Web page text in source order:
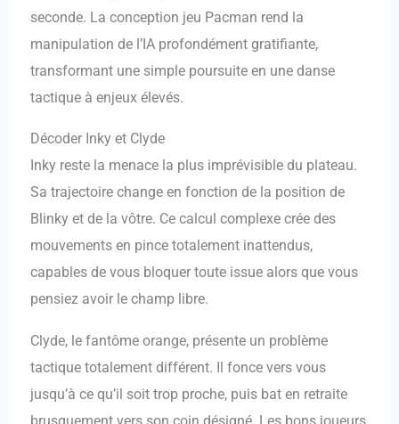
seconde. La conception jeu Pacman rend la
manipulation de l’IA profondément gratifiante,
transformant une simple poursuite en une danse
tactique à enjeux élevés.
Décoder Inky et Clyde
Inky reste la menace la plus imprévisible du plateau.
Sa trajectoire change en fonction de la position de
Blinky et de la vôtre. Ce calcul complexe crée des
mouvements en pince totalement inattendus,
capables de vous bloquer toute issue alors que vous
pensiez avoir le champ libre.
Clyde, le fantôme orange, présente un problème
tactique totalement différent. Il fonce vers vous
jusqu’à ce qu’il soit trop proche, puis bat en retraite
brusquement vers son coin désigné. Les bons joueurs